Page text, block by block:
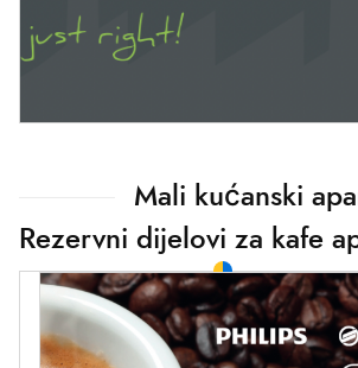
Mali kućanski
Rezervni dijelovi za kafe